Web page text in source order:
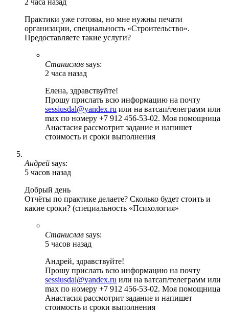
2 часа назад
Практики уже готовы, но мне нужны печати
организации, специальность «Строительство».
Предоставляете такие услуги?
Станислав says:
2 часа назад
Елена, здравствуйте!
Прошу прислать всю информацию на почту
sessiusdal@yandex.ru или на ватсап/телеграмм или
max по номеру +7 912 456-53-02. Моя помощница
Анастасия рассмотрит задание и напишет
стоимость и сроки выполнения
Андрей says:
5 часов назад
Добрый день
Отчёты по практике делаете? Сколько будет стоить и
какие сроки? (специальность «Психология»
Станислав says:
5 часов назад
Андрей, здравствуйте!
Прошу прислать всю информацию на почту
sessiusdal@yandex.ru или на ватсап/телеграмм или
max по номеру +7 912 456-53-02. Моя помощница
Анастасия рассмотрит задание и напишет
стоимость и сроки выполнения